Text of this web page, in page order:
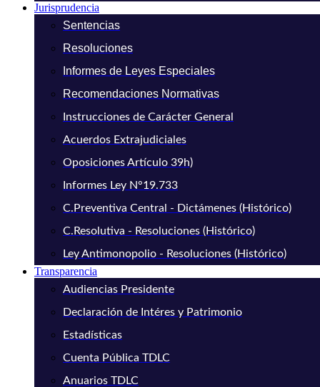
Jurisprudencia
Sentencias
Resoluciones
Informes de Leyes Especiales
Recomendaciones Normativas
Instrucciones de Carácter General
Acuerdos Extrajudiciales
Oposiciones Artículo 39h)
Informes Ley N°19.733
C.Preventiva Central - Dictámenes (Histórico)
C.Resolutiva - Resoluciones (Histórico)
Ley Antimonopolio - Resoluciones (Histórico)
Transparencia
Audiencias Presidente
Declaración de Intéres y Patrimonio
Estadísticas
Cuenta Pública TDLC
Anuarios TDLC